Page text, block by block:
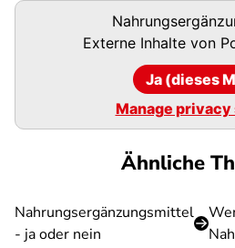
Podigee-
Externe Inhalte von
Ja (dieses
Manage
Ähnliche
Nahrungsergänzungsmittel
- ja oder nein